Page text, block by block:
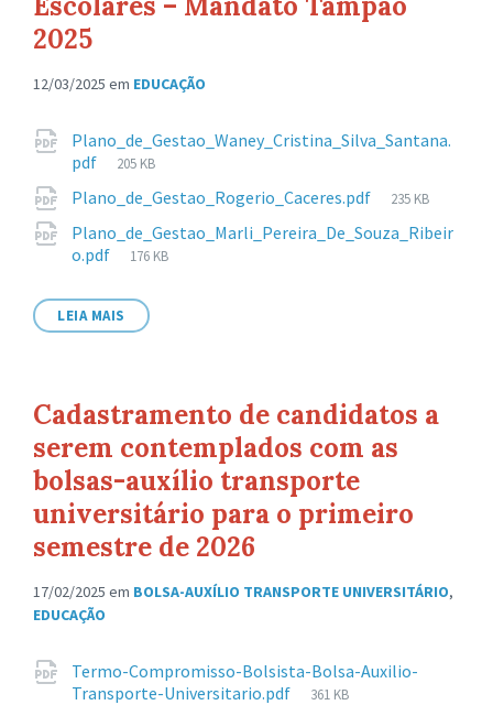
2025
12/03/2025 em EDUCAÇÃO
Anexos
Plano_de_Gestao_Waney_Cristina_Silva_Santana.
pdf
Tamanho
arquivo:
205 KB
Plano_de_Gestao_Rogerio_Caceres.pdf
Tamanho
arquivo:
235 KB
Plano_de_Gestao_Marli_Pereira_De_Souza_Ribeir
o.pdf
Tamanho
arquivo:
176 KB
LEIA MAIS
Cadastramento de candidatos a
serem contemplados com as
bolsas-auxílio transporte
universitário para o primeiro
semestre de 2026
17/02/2025 em BOLSA-AUXÍLIO TRANSPORTE UNIVERSITÁRIO,
EDUCAÇÃO
Anexos
Termo-Compromisso-Bolsista-Bolsa-Auxilio-
Transporte-Universitario.pdf
Tamanho
361 KB